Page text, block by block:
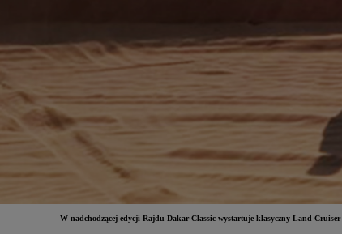
W nadchodzącej edycji Rajdu Dakar Classic wystartuje klasyczny Land